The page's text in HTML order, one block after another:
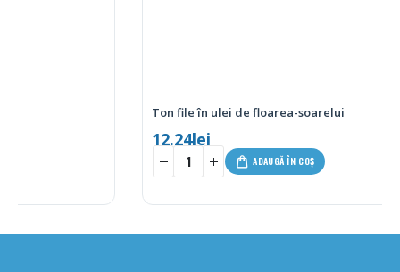
Ton file în ulei de floarea-soarelui
ADAUGĂ ÎN COȘ -